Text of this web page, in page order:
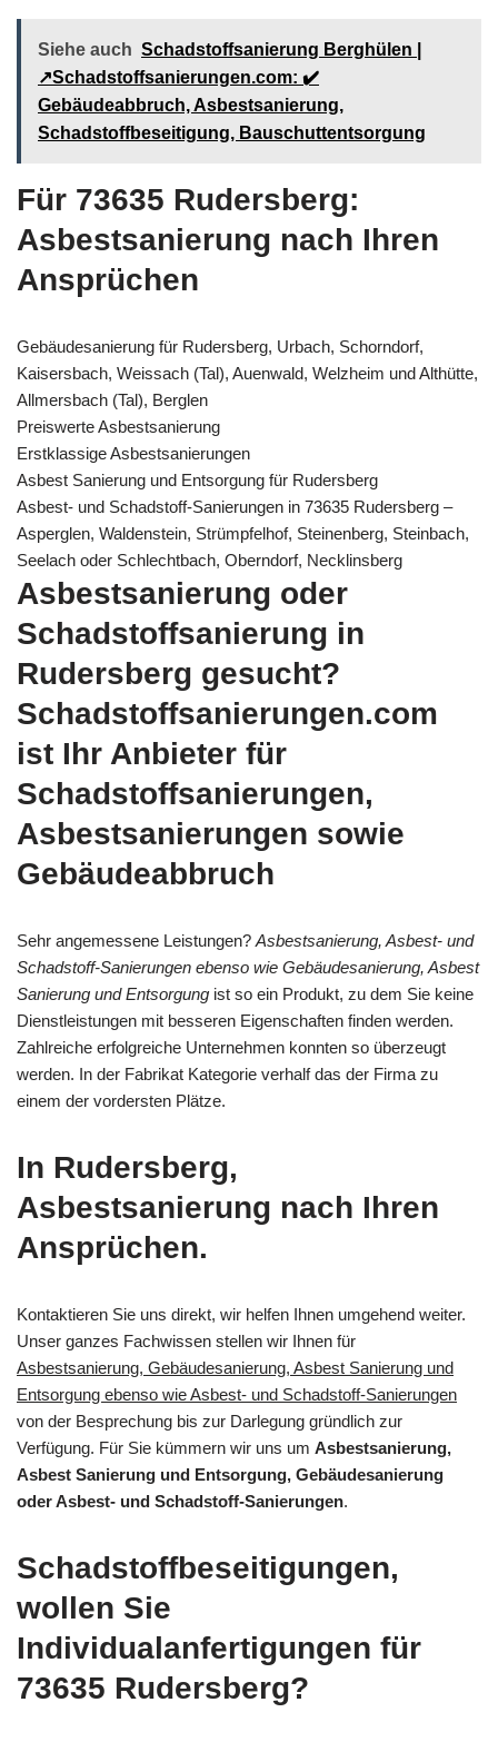
Siehe auch Schadstoffsanierung Berghülen |
↗️Schadstoffsanierungen.com: ✔️
Gebäudeabbruch, Asbestsanierung,
Schadstoffbeseitigung, Bauschuttentsorgung
Für 73635 Rudersberg:
Asbestsanierung nach Ihren
Ansprüchen
Gebäudesanierung für Rudersberg, Urbach, Schorndorf,
Kaisersbach, Weissach (Tal), Auenwald, Welzheim und Althütte,
Allmersbach (Tal), Berglen
Preiswerte Asbestsanierung
Erstklassige Asbestsanierungen
Asbest Sanierung und Entsorgung für Rudersberg
Asbest- und Schadstoff-Sanierungen in 73635 Rudersberg –
Asperglen, Waldenstein, Strümpfelhof, Steinenberg, Steinbach,
Seelach oder Schlechtbach, Oberndorf, Necklinsberg
Asbestsanierung oder
Schadstoffsanierung in
Rudersberg gesucht?
Schadstoffsanierungen.com
ist Ihr Anbieter für
Schadstoffsanierungen,
Asbestsanierungen sowie
Gebäudeabbruch
Sehr angemessene Leistungen? Asbestsanierung, Asbest- und
Schadstoff-Sanierungen ebenso wie Gebäudesanierung, Asbest
Sanierung und Entsorgung ist so ein Produkt, zu dem Sie keine
Dienstleistungen mit besseren Eigenschaften finden werden.
Zahlreiche erfolgreiche Unternehmen konnten so überzeugt
werden. In der Fabrikat Kategorie verhalf das der Firma zu
einem der vordersten Plätze.
In Rudersberg,
Asbestsanierung nach Ihren
Ansprüchen.
Kontaktieren Sie uns direkt, wir helfen Ihnen umgehend weiter.
Unser ganzes Fachwissen stellen wir Ihnen für
Asbestsanierung, Gebäudesanierung, Asbest Sanierung und
Entsorgung ebenso wie Asbest- und Schadstoff-Sanierungen
von der Besprechung bis zur Darlegung gründlich zur
Verfügung. Für Sie kümmern wir uns um Asbestsanierung,
Asbest Sanierung und Entsorgung, Gebäudesanierung
oder Asbest- und Schadstoff-Sanierungen.
Schadstoffbeseitigungen,
wollen Sie
Individualanfertigungen für
73635 Rudersberg?